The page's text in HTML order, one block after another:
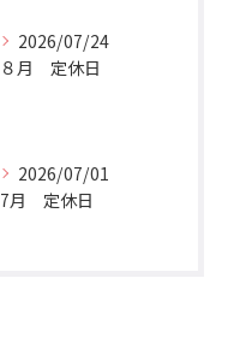
2026/07/24
８月 定休日
2026/07/01
7月 定休日